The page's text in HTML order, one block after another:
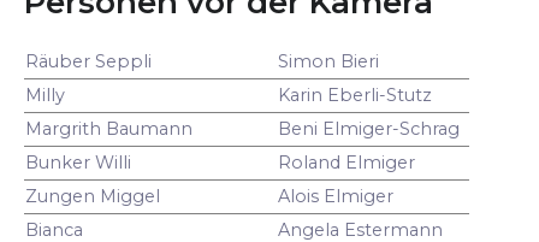
Räuber Seppli
Simon Bieri
Milly
Karin Eberli-Stutz
Margrith Baumann
Beni Elmiger-Schrag
Bunker Willi
Roland Elmiger
Zungen Miggel
Alois Elmiger
Bianca
Angela Estermann